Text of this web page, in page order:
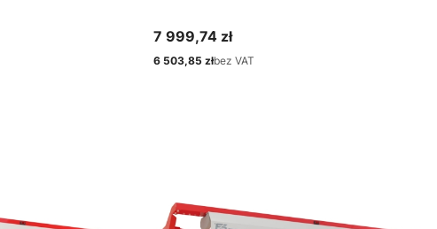
Cena
7 999,74 zł
Cena
6 503,85 złbez VAT